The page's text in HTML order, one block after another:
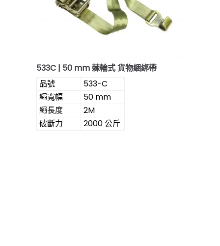
533C | 50 mm 棘輪式 貨物綑綁帶
品號
533-C
繩寬幅
50 mm
繩長度
2M
破斷力
2000 公斤